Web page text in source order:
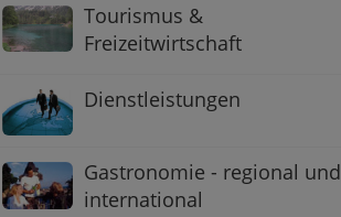
Tourismus &
Freizeitwirtschaft
Dienstleistungen
Gastronomie - regional und
international